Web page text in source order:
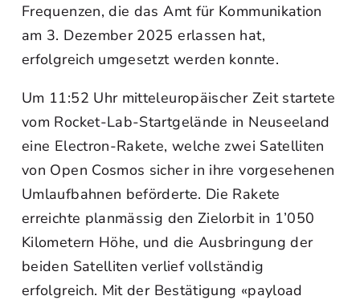
Frequenzen, die das Amt für Kommunikation
am 3. Dezember 2025 erlassen hat,
erfolgreich umgesetzt werden konnte.
Um 11:52 Uhr mitteleuropäischer Zeit startete
vom Rocket‑Lab‑Startgelände in Neuseeland
eine Electron-Rakete, welche zwei Satelliten
von Open Cosmos sicher in ihre vorgesehenen
Umlaufbahnen beförderte. Die Rakete
erreichte planmässig den Zielorbit in 1’050
Kilometern Höhe, und die Ausbringung der
beiden Satelliten verlief vollständig
erfolgreich. Mit der Bestätigung «payload